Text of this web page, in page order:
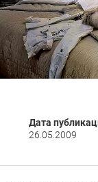
Дата
26.05.2009